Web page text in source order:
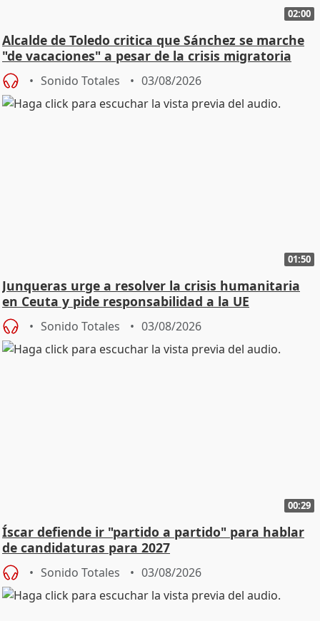
02:00
Alcalde de Toledo critica que Sánchez se marche
"de vacaciones" a pesar de la crisis migratoria
Sonido Totales 03/08/2026
01:50
Junqueras urge a resolver la crisis humanitaria
en Ceuta y pide responsabilidad a la UE
Sonido Totales 03/08/2026
00:29
Íscar defiende ir "partido a partido" para hablar
de candidaturas para 2027
Sonido Totales 03/08/2026